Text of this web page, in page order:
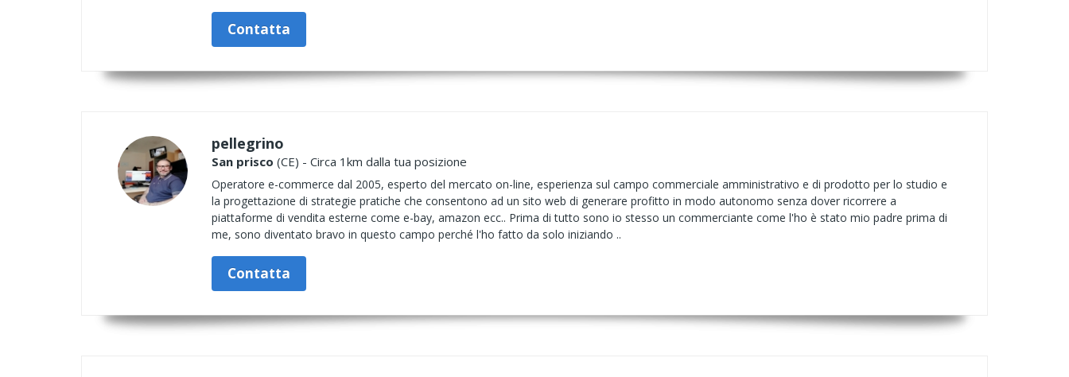
Contatta
pellegrino
San prisco (CE) - Circa 1km dalla tua posizione
Operatore e-commerce dal 2005, esperto del mercato on-line, esperienza sul campo commerciale amministrativo e di prodotto per lo studio e
la progettazione di strategie pratiche che consentono ad un sito web di generare profitto in modo autonomo senza dover ricorrere a
piattaforme di vendita esterne come e-bay, amazon ecc.. Prima di tutto sono io stesso un commerciante come l'ho è stato mio padre prima di
me, sono diventato bravo in questo campo perché l'ho fatto da solo iniziando ..
Contatta